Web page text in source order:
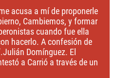
acusa a mí de proponerle
Cambiemos, y formar
cuando fue ella
hacerlo. A confesión de
Domínguez. El
a Carrió a través de un